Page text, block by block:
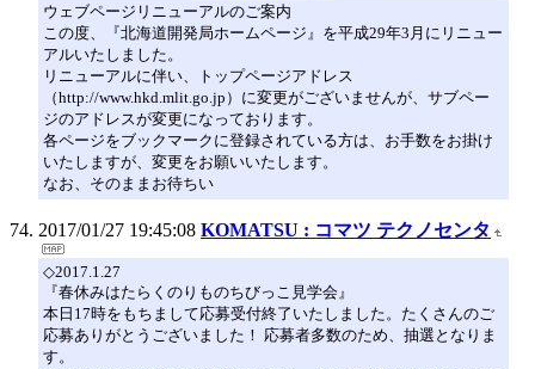
ウェブページリニューアルのご案内
この度、『北海道開発局ホームページ』を平成29年3月にリニュー
アルいたしました。
リニューアルに伴い、トップページアドレス
（http://www.hkd.mlit.go.jp）に変更がございませんが、サブペー
ジのアドレスが変更になっております。
各ページをブックマークに登録されている方は、お手数をお掛け
いたしますが、変更をお願いいたします。
なお、そのままお待ちい
2017/01/27 19:45:08 KOMATSU : コマツ テクノセンタ
◇2017.1.27
『春休みはたらくのりものちびっこ見学会』
本日17時をもちまして応募受付終了いたしました。たくさんのご
応募ありがとうございました！ 応募者多数のため、抽選となりま
す。